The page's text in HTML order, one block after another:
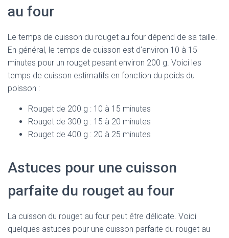
au four
Le temps de cuisson du rouget au four dépend de sa taille.
En général, le temps de cuisson est d’environ 10 à 15
minutes pour un rouget pesant environ 200 g. Voici les
temps de cuisson estimatifs en fonction du poids du
poisson :
Rouget de 200 g : 10 à 15 minutes
Rouget de 300 g : 15 à 20 minutes
Rouget de 400 g : 20 à 25 minutes
Astuces pour une cuisson
parfaite du rouget au four
La cuisson du rouget au four peut être délicate. Voici
quelques astuces pour une cuisson parfaite du rouget au